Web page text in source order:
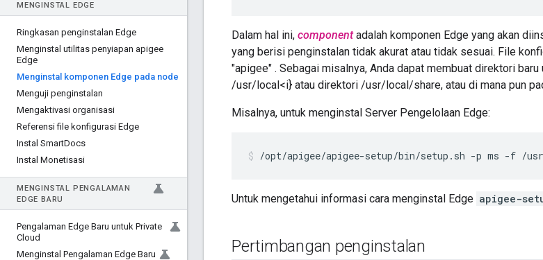
MENGINSTAL EDGE
Ringkasan penginstalan Edge
Menginstal utilitas penyiapan apigee
Edge
Menginstal komponen Edge pada node
Menguji penginstalan
Mengaktivasi organisasi
Referensi file konfigurasi Edge
Instal SmartDocs
Instal Monetisasi
MENGINSTAL PENGALAMAN
EDGE BARU
Pengalaman Edge Baru untuk Private
Cloud
Menginstal Pengalaman Edge Baru
Dalam hal ini, componentadalah komponen Edge yang akan
yang berisi penginstalan tidak akurat atau tidak sesuai. File
"apigee" . Sebagai misalnya, Anda dapat membuat direktori
/usr/local<i} atau direktori /usr/local/share, atau di mana pun
Misalnya, untuk menginstal Server Pengelolaan Edge:
/opt/apigee/apigee-setup/bin/setup.sh -p ms -f /
Untuk mengetahui informasi cara menginstal Edge apigee-
Pertimbangan penginstalan